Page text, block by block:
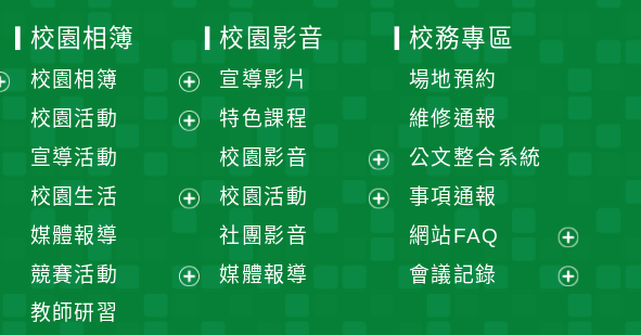
校園相簿
校園相簿
展
開
單
校園活動
選
宣導活動
校園生活
選
媒體報導
競賽活動
教師研習
校園影音
宣導影片
特色課程
校園影音
展
開
校園活動
社團影音
媒體報導
校務專區
場地預約
維修通報
公文整合系統
事項通報
網站FAQ
展
會議記錄